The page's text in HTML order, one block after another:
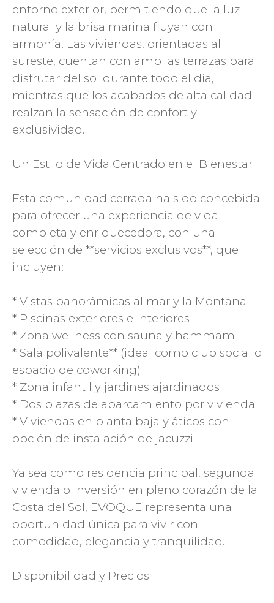
entorno exterior, permitiendo que la luz
natural y la brisa marina fluyan con
armonía. Las viviendas, orientadas al
sureste, cuentan con amplias terrazas para
disfrutar del sol durante todo el día,
mientras que los acabados de alta calidad
realzan la sensación de confort y
exclusividad.
Un Estilo de Vida Centrado en el Bienestar
Esta comunidad cerrada ha sido concebida
para ofrecer una experiencia de vida
completa y enriquecedora, con una
selección de **servicios exclusivos**, que
incluyen:
* Vistas panorámicas al mar y la Montana
* Piscinas exteriores e interiores
* Zona wellness con sauna y hammam
* Sala polivalente** (ideal como club social o
espacio de coworking)
* Zona infantil y jardines ajardinados
* Dos plazas de aparcamiento por vivienda
* Viviendas en planta baja y áticos con
opción de instalación de jacuzzi
Ya sea como residencia principal, segunda
vivienda o inversión en pleno corazón de la
Costa del Sol, EVOQUE representa una
oportunidad única para vivir con
comodidad, elegancia y tranquilidad.
Disponibilidad y Precios